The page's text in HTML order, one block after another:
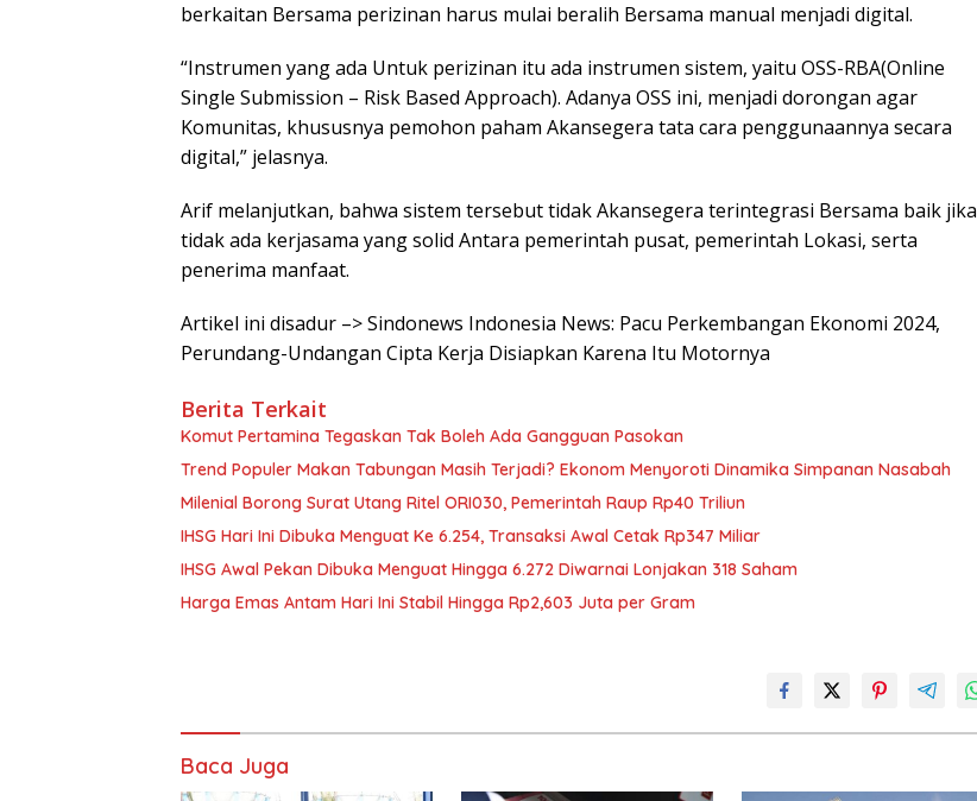
berkaitan Bersama perizinan harus mulai beralih Bersama manual menjadi digital.
“Instrumen yang ada Untuk perizinan itu ada instrumen sistem, yaitu OSS-RBA(Online
Single Submission – Risk Based Approach). Adanya OSS ini, menjadi dorongan agar
Komunitas, khususnya pemohon paham Akansegera tata cara penggunaannya secara
digital,” jelasnya.
Arif melanjutkan, bahwa sistem tersebut tidak Akansegera terintegrasi Bersama baik jika
tidak ada kerjasama yang solid Antara pemerintah pusat, pemerintah Lokasi, serta
penerima manfaat.
Artikel ini disadur –> Sindonews Indonesia News: Pacu Perkembangan Ekonomi 2024,
Perundang-Undangan Cipta Kerja Disiapkan Karena Itu Motornya
Berita Terkait
Komut Pertamina Tegaskan Tak Boleh Ada Gangguan Pasokan
Trend Populer Makan Tabungan Masih Terjadi? Ekonom Menyoroti Dinamika Simpanan Nasabah
Milenial Borong Surat Utang Ritel ORI030, Pemerintah Raup Rp40 Triliun
IHSG Hari Ini Dibuka Menguat Ke 6.254, Transaksi Awal Cetak Rp347 Miliar
IHSG Awal Pekan Dibuka Menguat Hingga 6.272 Diwarnai Lonjakan 318 Saham
Harga Emas Antam Hari Ini Stabil Hingga Rp2,603 Juta per Gram
Baca Juga